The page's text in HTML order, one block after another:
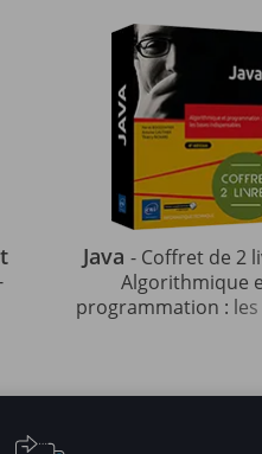
Java - Coffret de 2
Algorithmique
programmation : les